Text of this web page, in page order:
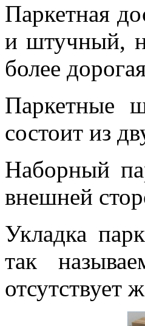
Паркетная
и штучный,
более
Паркетные
состоит из
Наборный
внешней
Укладка
так
отсутствует